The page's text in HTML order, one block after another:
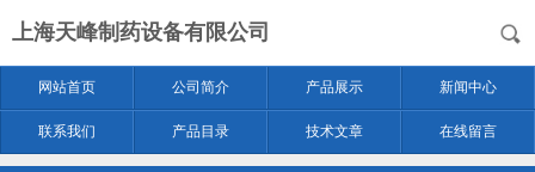
上海天峰制药设备有限公司
网站首页 公司简介 产品展示 新闻中心
联系我们 产品目录 技术文章 在线留言